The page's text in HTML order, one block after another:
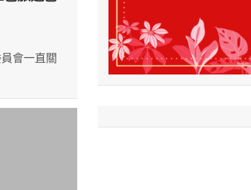
會一直關